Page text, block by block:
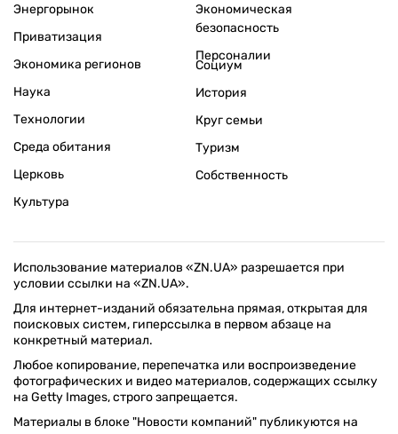
Энергорынок
Приватизация
Экономика регионов
Экономическая
безопасность
Персоналии
Наука
Технологии
Среда обитания
Церковь
Культура
Социум
История
Круг семьи
Туризм
Собственность
Использование материалов «ZN.UA» разрешается при
условии ссылки на «ZN.UA».
Для интернет-изданий обязательна прямая, открытая для
поисковых систем, гиперссылка в первом абзаце на
конкретный материал.
Любое копирование, перепечатка или воспроизведение
фотографических и видео материалов, содержащих ссылку
на Getty Images, строго запрещается.
Материалы в блоке "Новости компаний" публикуются на